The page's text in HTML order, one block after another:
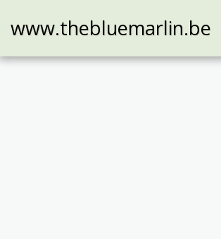
www.thebluemarlin.be